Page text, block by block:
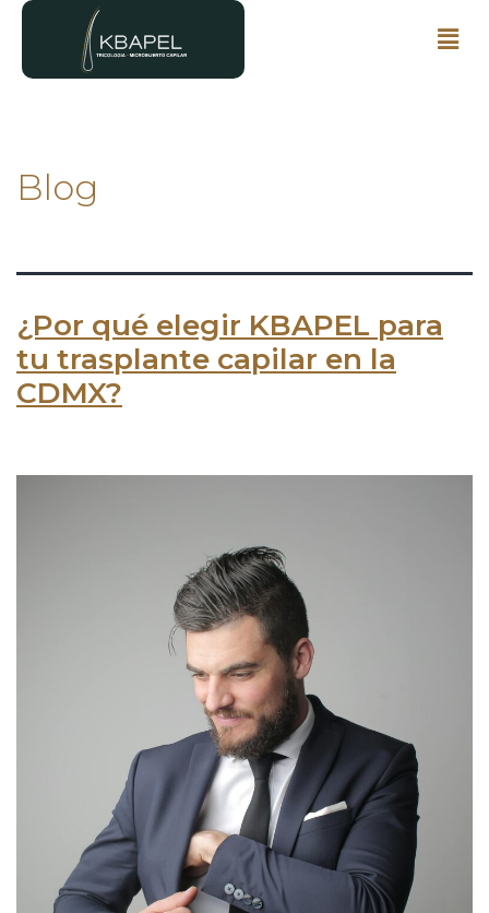
Blog
¿Por qué elegir KBAPEL para
tu trasplante capilar en la
CDMX?